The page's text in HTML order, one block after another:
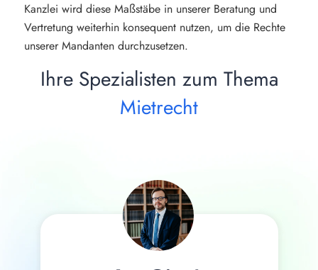
Kanzlei wird diese Maßstäbe in unserer Beratung und
Vertretung weiterhin konsequent nutzen, um die Rechte
unserer Mandanten durchzusetzen.
Ihre Spezialisten zum Thema
Mietrecht